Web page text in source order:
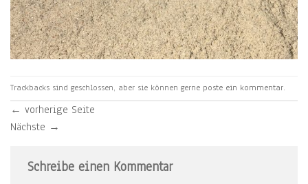
Trackbacks sind geschlossen, aber sie können gerne poste ein kommentar.
← vorherige Seite
Nächste →
Schreibe einen Kommentar